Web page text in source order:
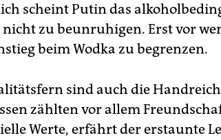
scheint Putin das
zu beunruhigen. Erst vor
beim Wodka zu begrenzen.
sind auch die
zählten vor allem
Werte, erfährt der erstaunte